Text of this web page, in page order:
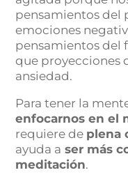
pensamientos del
emociones
pensamientos del
que proyecciones
ansiedad.
Para tener la
enfocarnos en el
requiere de plena
ayuda a ser más
meditación.